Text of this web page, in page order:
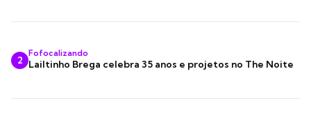
2
Fofocalizando
Lailtinho Brega celebra 35 anos e projetos no The Noite